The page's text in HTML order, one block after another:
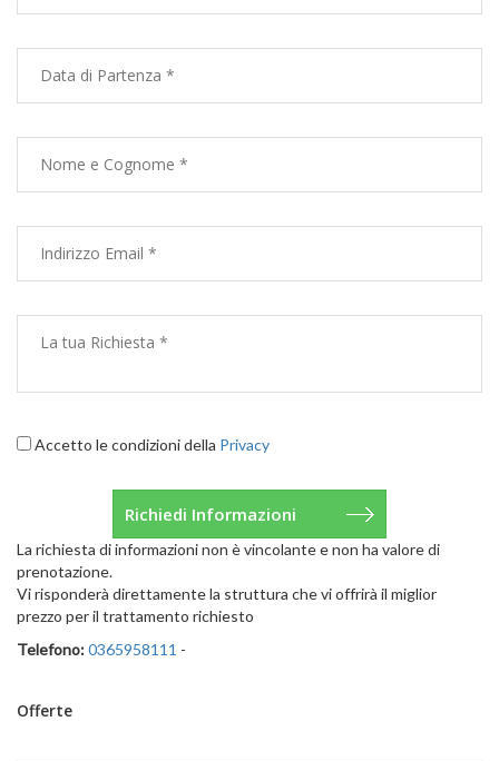
Accetto le condizioni della Privacy
La richiesta di informazioni non è vincolante e non ha valore di
prenotazione.
Vi risponderà direttamente la struttura che vi offrirà il miglior
prezzo per il trattamento richiesto
Telefono:0365958111 -
Offerte